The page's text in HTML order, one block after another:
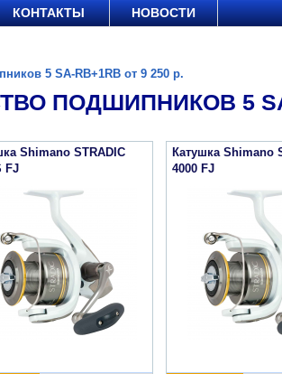
КОНТАКТЫ НОВОСТИ
5 SA-RB+1RB от 9 250 р.
ПОДШИПНИКОВ 5
Shimano STRADIC
FJ
Катушка Shimano
4000 FJ